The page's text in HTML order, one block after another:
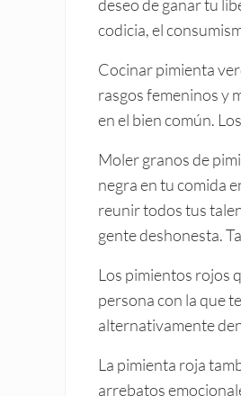
deseo de ganar tu
codicia, el
Cocinar pimienta
rasgos femeninos y
en el bien común.
Moler granos de
negra en tu comida
reunir todos tus
gente deshonesta.
Los pimientos rojos
persona con la que
alternativamente
La pimienta roja
arrebatos